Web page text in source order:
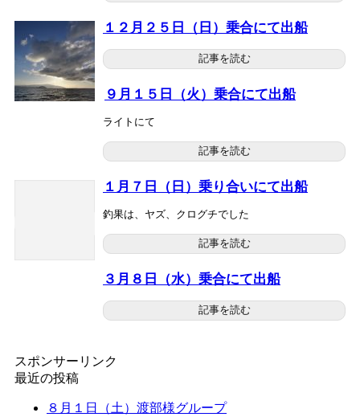
１２月２５日（日）乗合にて出船
記事を読む
９月１５日（火）乗合にて出船
ライトにて
記事を読む
１月７日（日）乗り合いにて出船
釣果は、ヤズ、クログチでした
記事を読む
３月８日（水）乗合にて出船
記事を読む
スポンサーリンク
最近の投稿
８月１日（土）渡部様グループ